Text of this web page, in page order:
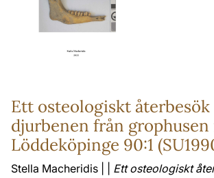
Ett osteologiskt
djurbenen från grophusen
Löddeköpinge 90:1
Stella Macheridis | | Ett osteologiskt